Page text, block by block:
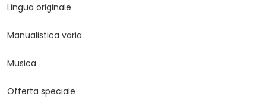
Lingua originale
Manualistica varia
Musica
Offerta speciale